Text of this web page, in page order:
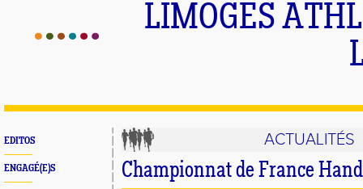
LIMOGES
EDITOS
ENGAGÉ(E)S
ACTUALITÉS
Championnat de France